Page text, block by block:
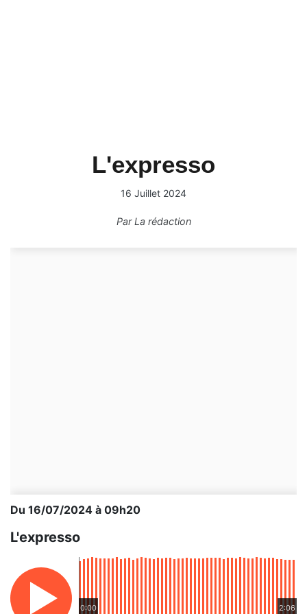
L'expresso
16 Juillet 2024
ParLa rédaction
Du 16/07/2024 à 09h20
L'expresso
0:00 2:06